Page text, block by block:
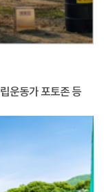
운동가 포토존 등